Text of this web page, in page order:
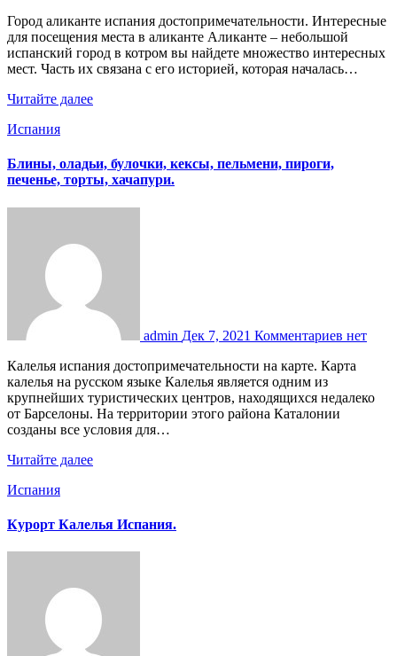
Город аликанте испания достопримечательности. Интересные
для посещения места в аликанте Аликанте – небольшой
испанский город в котром вы найдете множество интересных
мест. Часть их связана с его историей, которая началась…
Читайте далее
Испания
Блины, оладьи, булочки, кексы, пельмени, пироги,
печенье, торты, хачапури.
admin Дек 7, 2021 Комментариев нет
Калелья испания достопримечательности на карте. Карта
калелья на русском языке Калелья является одним из
крупнейших туристических центров, находящихся недалеко
от Барселоны. На территории этого района Каталонии
созданы все условия для…
Читайте далее
Испания
Курорт Калелья Испания.